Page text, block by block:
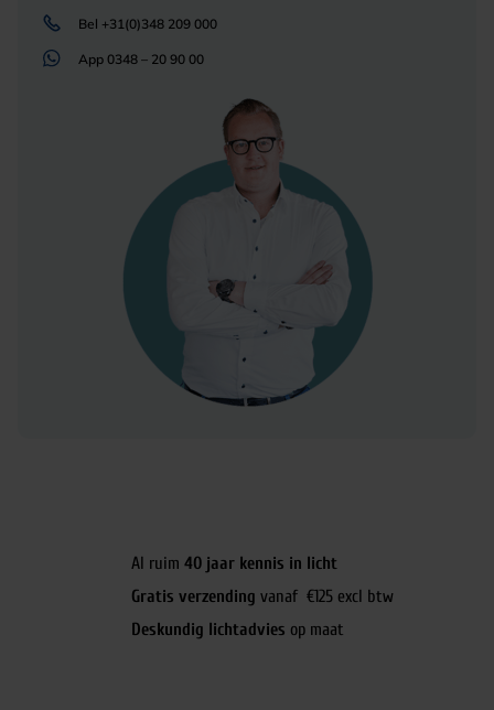
Bel +31(0)348 209 000
App 0348 – 20 90 00
Al ruim 40 jaar kennis in licht
Gratis verzending vanaf €125 excl btw
Deskundig lichtadvies op maat